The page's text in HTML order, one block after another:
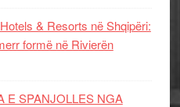
& Resorts në Shqipëri:
formë në Rivierën
E SPANJOLLES NGA